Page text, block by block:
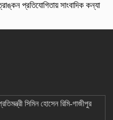
প্রতিযোগিতায় সাংবাদিক কন্যা
সিমিন হোসেন রিমি-গাজীপুর